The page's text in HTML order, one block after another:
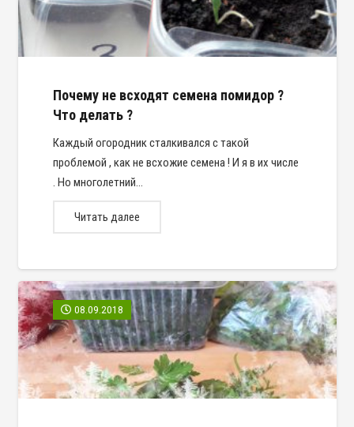
❅
❅ ❅
Почему не всходят семена помидор ?
Что делать ?
Каждый огородник сталкивался с такой
проблемой , как не всхожие семена ! И я в их числе
. Но многолетний…
Читать далее
08.09.2018